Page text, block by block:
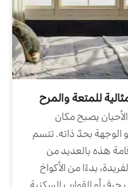
للمتعة والمرح
يصبح مكان
الوجهة بحدّ ذاته. تتسم
هذه بالعديد من
بدءًا من الأكواخ